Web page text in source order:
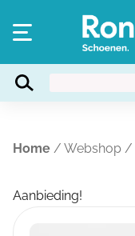
Home / Webshop /
Aanbieding!